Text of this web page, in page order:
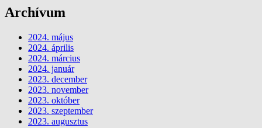
Archívum
2024. május
2024. április
2024. március
2024. január
2023. december
2023. november
2023. október
2023. szeptember
2023. augusztus